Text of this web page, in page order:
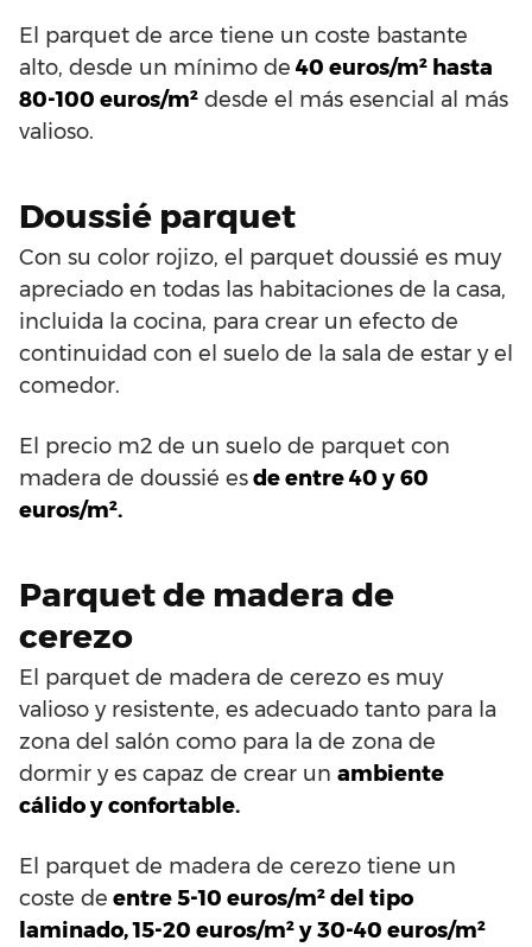
El parquet de arce tiene un coste bastante
alto, desde un mínimo de 40 euros/m² hasta
80-100 euros/m² desde el más esencial al más
valioso.
Doussié parquet
Con su color rojizo, el parquet doussié es muy
apreciado en todas las habitaciones de la casa,
incluida la cocina, para crear un efecto de
continuidad con el suelo de la sala de estar y el
comedor.
El precio m2 de un suelo de parquet con
madera de doussié esde entre 40 y 60
euros/m².
Parquet de madera de
cerezo
El parquet de madera de cerezo es muy
valioso y resistente, es adecuado tanto para la
zona del salón como para la de zona de
dormir y es capaz de crear un ambiente
cálido y confortable.
El parquet de madera de cerezo tiene un
coste de entre 5-10 euros/m² del tipo
laminado, 15-20 euros/m² y 30-40 euros/m²